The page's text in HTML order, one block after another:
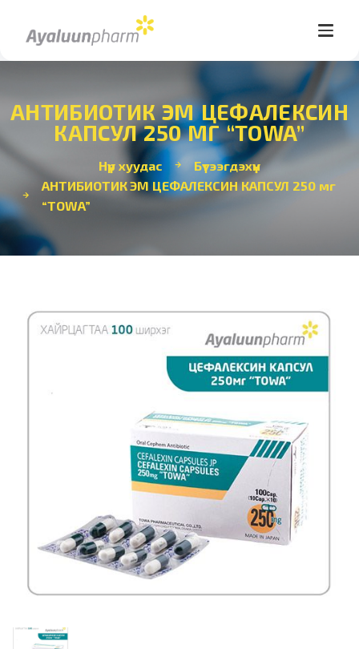
АНТИБИОТИК ЭМ ЦЕФАЛЕКСИН
КАПСУЛ 250 МГ “TOWA”
Нүүр хуудас
Бүтээгдэхүүн
АНТИБИОТИК ЭМ ЦЕФАЛЕКСИН КАПСУЛ 250 мг
“TOWA”